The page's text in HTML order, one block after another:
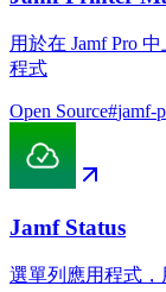
用於在 Jamf Pro
程式
Open Source#jamf-
Jamf Status
選單列應用程式，